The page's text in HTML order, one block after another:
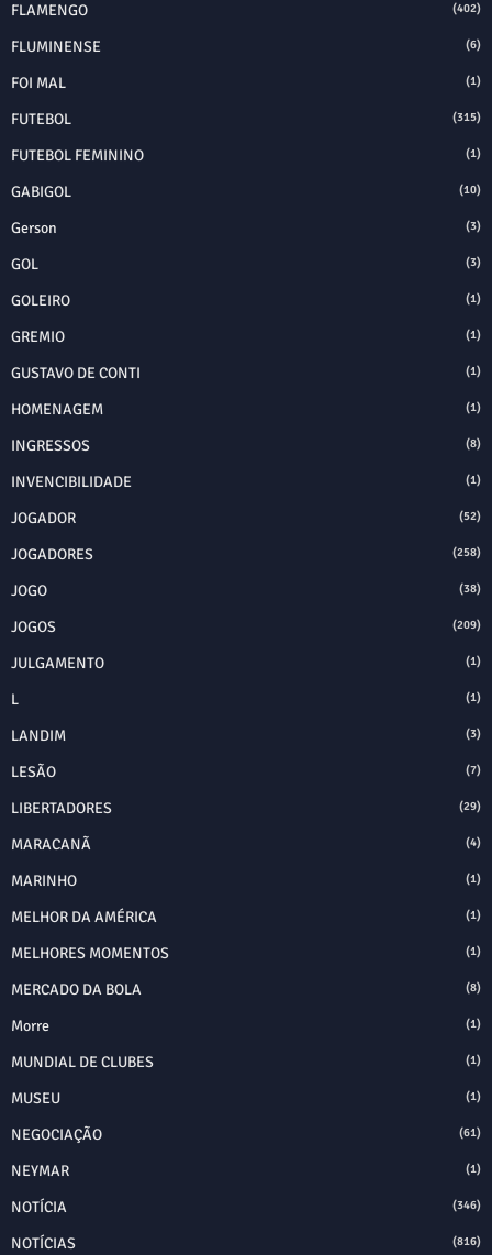
FLAMENGO (402)
FLUMINENSE (6)
FOI MAL (1)
FUTEBOL (315)
FUTEBOL FEMININO (1)
GABIGOL (10)
Gerson (3)
GOL (3)
GOLEIRO (1)
GREMIO (1)
GUSTAVO DE CONTI (1)
HOMENAGEM (1)
INGRESSOS (8)
INVENCIBILIDADE (1)
JOGADOR (52)
JOGADORES (258)
JOGO (38)
JOGOS (209)
JULGAMENTO (1)
L (1)
LANDIM (3)
LESÃO (7)
LIBERTADORES (29)
MARACANÃ (4)
MARINHO (1)
MELHOR DA AMÉRICA (1)
MELHORES MOMENTOS (1)
MERCADO DA BOLA (8)
Morre (1)
MUNDIAL DE CLUBES (1)
MUSEU (1)
NEGOCIAÇÃO (61)
NEYMAR (1)
NOTÍCIA (346)
NOTÍCIAS (816)